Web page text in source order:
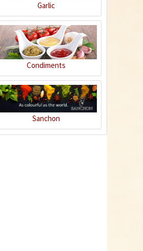
Garlic
Condiments
Sanchon